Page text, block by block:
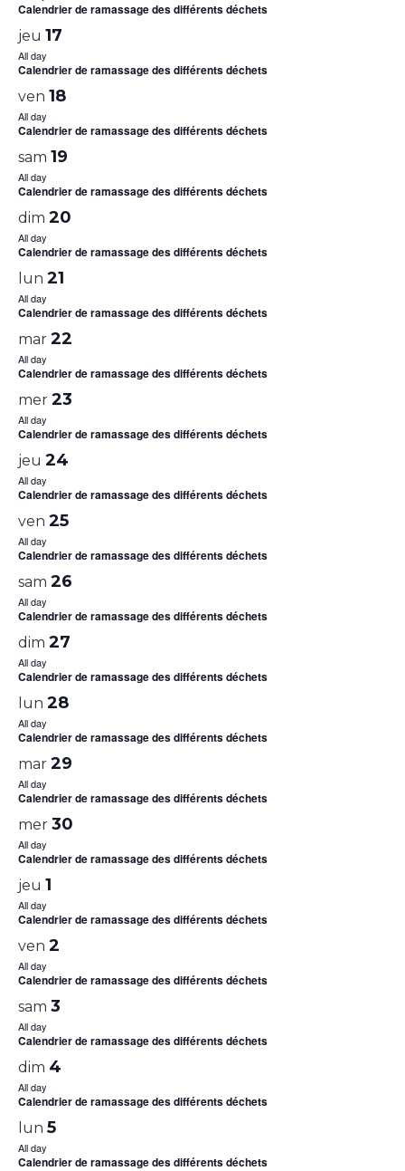
Calendrier de ramassage des différents déchets
jeu 17
All day
Calendrier de ramassage des différents déchets
ven 18
All day
Calendrier de ramassage des différents déchets
sam 19
All day
Calendrier de ramassage des différents déchets
dim 20
All day
Calendrier de ramassage des différents déchets
lun 21
All day
Calendrier de ramassage des différents déchets
mar 22
All day
Calendrier de ramassage des différents déchets
mer 23
All day
Calendrier de ramassage des différents déchets
jeu 24
All day
Calendrier de ramassage des différents déchets
ven 25
All day
Calendrier de ramassage des différents déchets
sam 26
All day
Calendrier de ramassage des différents déchets
dim 27
All day
Calendrier de ramassage des différents déchets
lun 28
All day
Calendrier de ramassage des différents déchets
mar 29
All day
Calendrier de ramassage des différents déchets
mer 30
All day
Calendrier de ramassage des différents déchets
jeu 1
All day
Calendrier de ramassage des différents déchets
ven 2
All day
Calendrier de ramassage des différents déchets
sam 3
All day
Calendrier de ramassage des différents déchets
dim 4
All day
Calendrier de ramassage des différents déchets
lun 5
All day
Calendrier de ramassage des différents déchets